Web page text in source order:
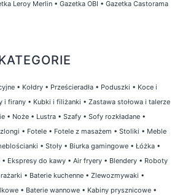
Leroy Merlin • Gazetka OBI • Gazetka Castorama
• Kołdry • Prześcieradła • Poduszki • Koce i
i firany • Kubki i filiżanki • Zastawa stołowa i talerze
• Noże • Lustra • Szafy • Sofy rozkładane •
• Fotele • Fotele z masażem • Stoliki • Meble
• Stoły • Biurka gamingowe • Łóżka •
• Ekspresy do kawy • Air fryery • Blendery • Roboty
• Baterie kuchenne • Zlewozmywaki •
• Baterie wannowe • Kabiny prysznicowe •